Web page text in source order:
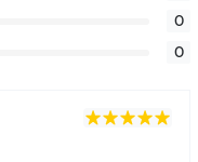
0
0